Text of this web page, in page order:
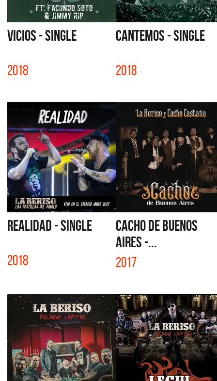
VICIOS - SINGLE
2018
CANTEMOS - SINGLE
2018
REALIDAD - SINGLE
2018
CACHO DE BUENOS
AIRES -...
2017